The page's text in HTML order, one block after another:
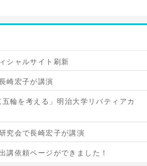
シャルサイト刷新
崎宏子が講演
輪を考える」明治大学リバティアカ
究会で長崎宏子が講演
講依頼ページができました！